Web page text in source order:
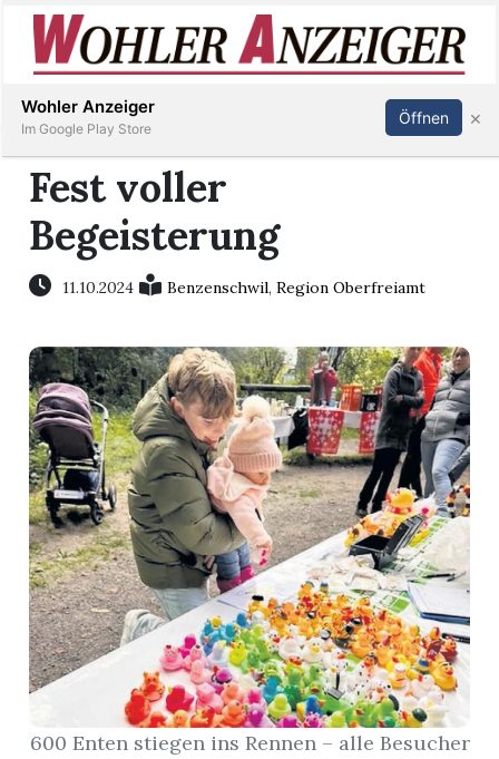
Immobilien
Veranstaltungen
Stellen
E-
Paper
Newsletter
App
Inserieren Abonnieren Anmelden
Fest voller
Begeisterung
11.10.2024 Benzenschwil,Region Oberfreiamt
600 Enten stiegen ins Rennen – alle Besucher
Wohler Anzeiger
Im Google Play Store
Öffnen ×